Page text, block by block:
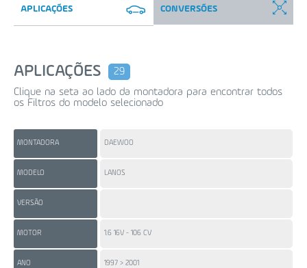
APLICAÇÕES CONVERSÕES
APLICAÇÕES
29
Clique na seta ao lado da montadora para encontrar todos
os Filtros do modelo selecionado
MONTADORA
MODELO
VERSÃO
MOTOR
ANO
DAEWOO
LANOS
1.6 16V - 106 CV
1997 > 2001